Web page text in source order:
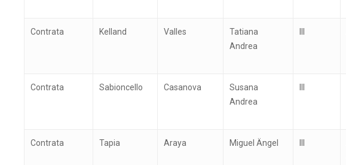
Contrata Kelland Valles
Tatiana
Andrea
Contrata Sabioncello Casanova
Susana
Andrea
Contrata Tapia Araya Miguel Ängel